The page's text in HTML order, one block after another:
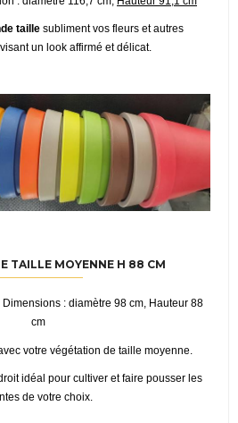
taillesubliment vos fleurs et autres
un look affirmé et délicat.
TAILLE MOYENNE H 88 CM
: diamètre 98 cm, Hauteur 88
cm
votre végétation de taille moyenne.
idéal pour cultiver et faire pousser les
de votre choix.